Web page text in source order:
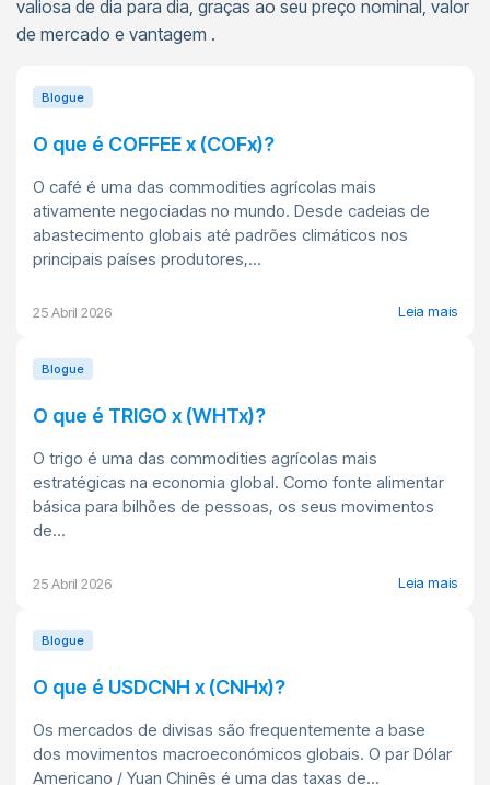
valiosa de dia para dia, graças ao seu preço nominal, valor
de mercado e vantagem .
Blogue
O que é COFFEE x (COFx)?
O café é uma das commodities agrícolas mais
ativamente negociadas no mundo. Desde cadeias de
abastecimento globais até padrões climáticos nos
principais países produtores,...
25 Abril 2026 Leia mais
Blogue
O que é TRIGO x (WHTx)?
O trigo é uma das commodities agrícolas mais
estratégicas na economia global. Como fonte alimentar
básica para bilhões de pessoas, os seus movimentos
de...
25 Abril 2026 Leia mais
Blogue
O que é USDCNH x (CNHx)?
Os mercados de divisas são frequentemente a base
dos movimentos macroeconómicos globais. O par Dólar
Americano / Yuan Chinês é uma das taxas de...